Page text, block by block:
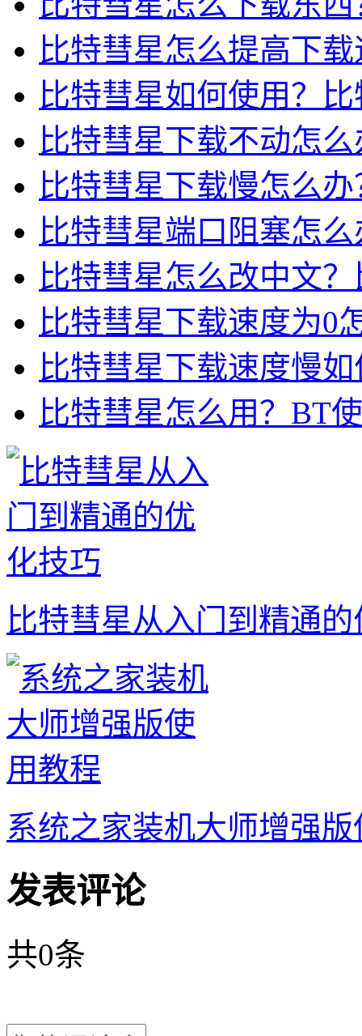
比特彗星怎么提高下
比特彗星如何使用？
比特彗星下载不动怎
比特彗星下载慢怎么
比特彗星端口阻塞怎
比特彗星怎么改中文
比特彗星下载速度为0
比特彗星下载速度慢
比特彗星怎么用？BT
比特彗星从入门到精通
系统之家装机大师增强
发表评论
共0条